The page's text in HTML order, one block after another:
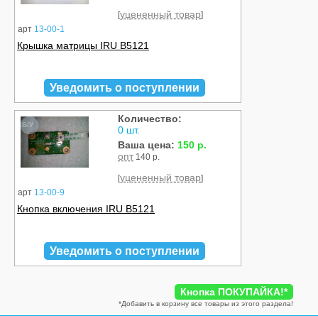
арт 13-00-1
[уцененный товар]
Крышка матрицы IRU B5121
Уведомить о поступлении
Б/У
арт 13-00-9
Количество:
0 шт.
Ваша цена: 150 р.
опт 140 р.
[уцененный товар]
Кнопка включения IRU B5121
Уведомить о поступлении
Кнопка ПОКУПАЙКА!*
*Добавить в корзину все товары из этого раздела!